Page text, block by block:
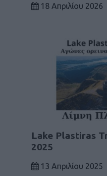
18 Απριλίου 2026
Lake Plastiras
2025
13 Απριλίου 2025